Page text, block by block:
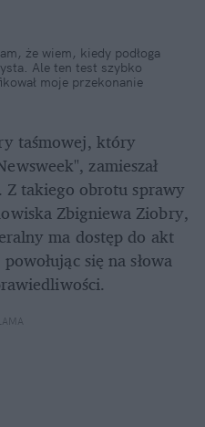
że wiem, kiedy podłoga
Ale ten test szybko
moje przekonanie
taśmowej, który
zamieszał
takiego obrotu sprawy
Zbigniewa Ziobry,
ma dostęp do akt
się na słowa